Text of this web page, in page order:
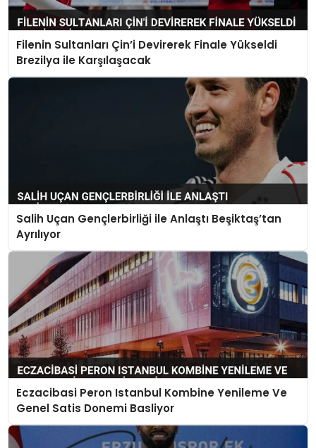
Filenin Sultanları Çin’i Devirerek Finale Yükseldi
Brezilya ile Karşılaşacak
Salih Uçan Gençlerbirliği ile Anlaştı Beşiktaş’tan
Ayrılıyor
Eczacibasi Peron Istanbul Kombine Yenileme Ve
Genel Satis Donemi Basliyor